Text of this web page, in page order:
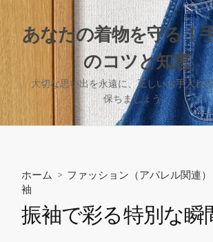
コ
テ
ン
ツ
へ
ス
キ
あなたの着物を守る！
のコツと知恵
大切な思い出を永遠に、正しいお手入れ
保ちましょう。
ホーム > ファッション（アパレル関連）
袖
振袖で彩る特別な瞬